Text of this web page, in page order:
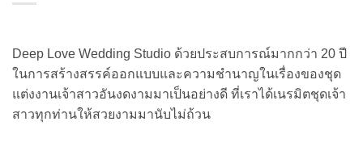
Deep Love Wedding Studio ด้วยประสบการณ์มากกว่า 20 ปี
ในการสร้างสรรค์ออกแบบและความชำนาญในเรื่องของชุด
แต่งงานเจ้าสาวอันงดงามมาเป็นอย่างดี ที่เราได้เนรมิตชุดเจ้า
สาวทุกท่านให้สวยงามมานับไม่ถ้วน